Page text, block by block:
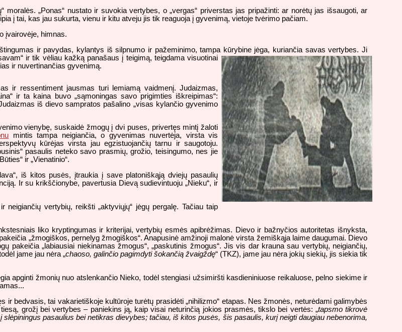
moralės. „Ponas“ nustato ir suvokia vertybes, o „vergas“ priverstas jas pripažinti: ar norėtų jas išsaugoti, ar
į tai, kas jau sukurta, vienu ir kitu atveju jis tik reaguoja į gyvenimą, vietoje tvėrimo pačiam.
įvairovėje, himnas.
ir pavydas, kylantys iš silpnumo ir pažeminimo, tampa kūrybine jėga, kuriančia savas vertybes. Ji
ir tik vėliau kažką panašaus į teigimą, teigdama visuotinai
ir nuvertinančias gyvenimą.
ir ressentiment jausmas turi lemiamą vaidmenį. Judaizmas,
ir ta kaina buvo „sąmoningas savo prigimties iškreipimas“:
iš dievo sampratos pašalino „visas kylančio gyvenimo
vienybę, suskaidė žmogų į dvi puses, privertęs mintį žaloti
mintis tampa neigiančia, o gyvenimas nuvertėja, virsta vis
kūrėjas virsta jau egzistuojančių tarnu ir saugotoju.
pasaulis neteko savo prasmių, grožio, teisingumo, nes jie
ir „Vienatinio“.
iš kitos pusės, įtraukia į save platoniškąją dviejų pasaulių
Ir su krikščionybe, pavertusia Dievą sudievintuoju „Nieku“, ir
vertybių, reikšti „aktyviųjų“ jėgų pergalę. Tačiau taip
liko kryptingumas ir kriterijai, vertybių esmės apibrėžimas. Dievo ir bažnyčios autoritetas išnyksta,
„žmogiškos, pernelyg žmogiškos“. Anapusinė amžinoji malonė virsta žemiškąja laime daugumai. Dievo
pakeičia „labiausiai niekinamas žmogus“, „paskutinis žmogus“. Jis vis dar krauna sau vertybių, neigiančių,
jame jau nėra „chaoso, galinčio pagimdyti šokančią žvaigždę“ (TKZ), jame jau nėra jokių siekių, jis siekia tik
apginti žmonių nuo atslenkančio Nieko, todėl stengiasi užsimiršti kasdieniniuose reikaluose, pelno siekime ir
bedvasis, tai vakarietiškoje kultūroje turėtų prasidėti „nihilizmo“ etapas. Nes žmonės, neturėdami galimybės
grožį bei vertybes – paniekins ją, kaip visai neturinčią jokios prasmės, tikslo bei vertės: „tapsmo tikrovė
pasaulius bei netikras dievybes; tačiau, iš kitos pusės, šis pasaulis, kurį neigti daugiau nebenorima,